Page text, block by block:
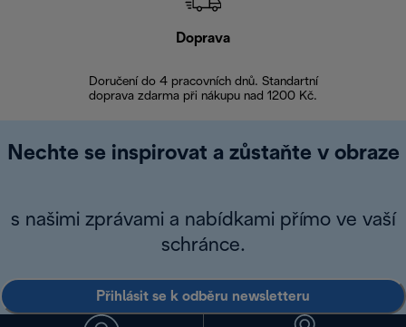
Doprava
Doručení do 4 pracovních dnů. Standartní
doprava zdarma při nákupu nad 1200 Kč.
Nechte se inspirovat a zůstaňte v obraze
s našimi zprávami a nabídkami přímo ve vaší
schránce.
Přihlásit se k odběru newsletteru